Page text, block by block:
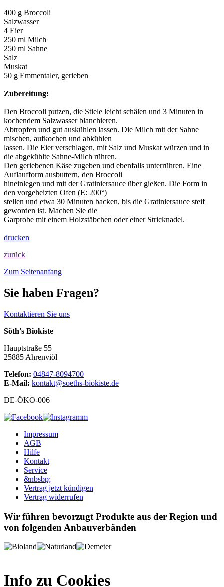
400 g Broccoli
Salzwasser
4 Eier
250 ml Milch
250 ml Sahne
Salz
Muskat
50 g Emmentaler, gerieben
Zubereitung:
Den Broccoli putzen, die Stiele leicht schälen und 3 Minuten in
kochendem Salzwasser blanchieren.
Abtropfen und gut auskühlen lassen. Die Milch mit der Sahne
mischen, aufkochen und abkühlen
lassen. Die Eier verschlagen, mit Salz und Muskat würzen und in
die abgekühlte Sahne-Milch rühren.
Den geriebenen Käse zugeben und ebenfalls unterrühren. Eine
Auflaufform ausbuttern, den Broccoli
hineinlegen und mit der Gratiniersauce über gießen. Die Form in
den vorgeheizten Ofen (E: 200°)
stellen und etwa 30 Minuten backen, bis die Gratiniersauce steif
geworden ist. Machen Sie die
Garprobe mit einem Holzstäbchen oder einer Stricknadel.
drucken
zurück
Zum Seitenanfang
Sie haben Fragen?
Kontaktieren Sie uns
Söth's Biokiste
Hauptstraße 55
25885 Ahrenviöl
Telefon: 04847-8094700
E-Mail: kontakt@soeths-biokiste.de
DE-ÖKO-006
Impressum
AGB
Hilfe
Kontakt
Service
&nbsbp;
Vertrag jetzt kündigen
Vertrag widerrufen
Wir führen bevorzugt Produkte aus der Region und
von folgenden Anbauverbänden
Info zu Cookies